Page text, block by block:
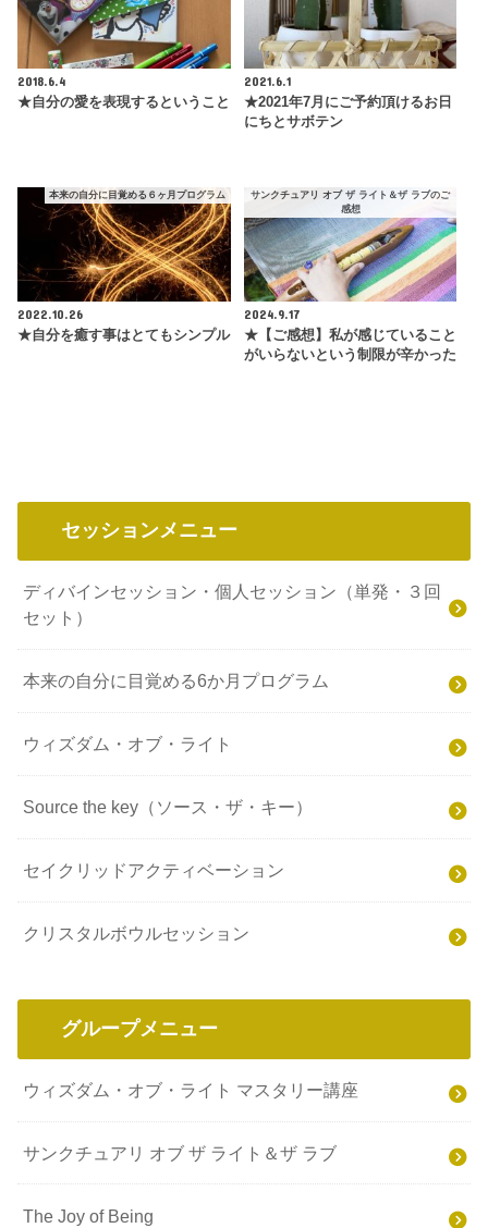
2018.6.4
★自分の愛を表現するということ
2021.6.1
★2021年7月にご予約頂けるお日
にちとサボテン
本来の自分に目覚める６ヶ月プログラム
2022.10.26
★自分を癒す事はとてもシンプル
サンクチュアリ オブ ザ ライト＆ザ ラブのご
感想
2024.9.17
★【ご感想】私が感じていること
がいらないという制限が辛かった
セッションメニュー
ディバインセッション・個人セッション（単発・３回
セット）
本来の自分に目覚める6か月プログラム
ウィズダム・オブ・ライト
Source the key（ソース・ザ・キー）
セイクリッドアクティベーション
クリスタルボウルセッション
グループメニュー
ウィズダム・オブ・ライト マスタリー講座
サンクチュアリ オブ ザ ライト＆ザ ラブ
The Joy of Being